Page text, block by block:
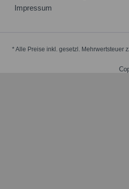
Impressum
* Alle Preise inkl. gesetzl. Mehrwertsteuer